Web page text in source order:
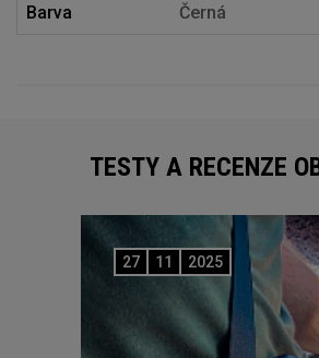
Barva Černá
TESTY A RECENZE
27 11 2025